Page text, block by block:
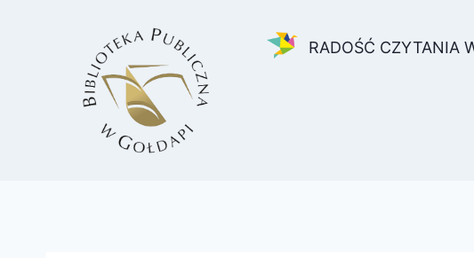
RADOŚĆ CZYTANIA